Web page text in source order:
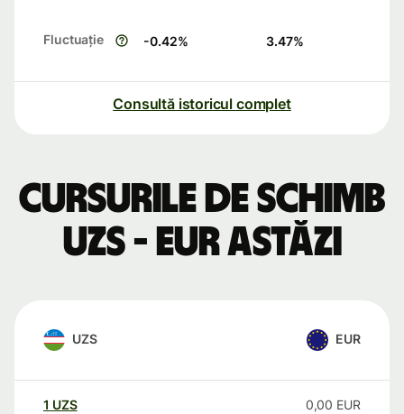
Fluctuație -0.42% 3.47%
Consultă istoricul complet
Cursurile de schimb
UZS - EUR astăzi
UZS EUR
1 UZS 0,00 EUR